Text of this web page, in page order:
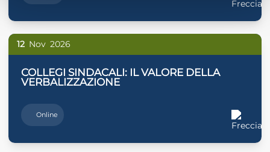
12 Nov 2026
COLLEGI SINDACALI: IL VALORE DELLA
VERBALIZZAZIONE
Online